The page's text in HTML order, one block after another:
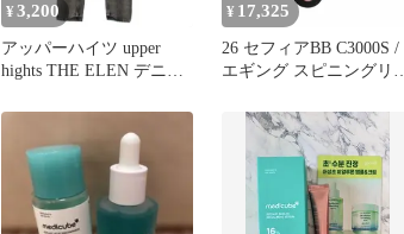
¥ 3,200
アッパーハイツ upper
hights THE ELEN デニム
フライ ストレッチ ダメ
ージ加工 23 グレー /BB
¥ 17,325
26 セフィアBB C3000S /
エギング スピニングリー